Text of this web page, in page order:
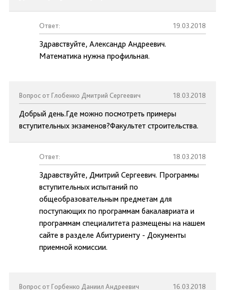
Ответ: 19.03.2018
Здравствуйте, Александр Андреевич.
Математика нужна профильная.
Вопрос от Глобенко Дмитрий Сергеевич 18.03.2018
Добрый день.Где можно посмотреть примеры
вступительных экзаменов?Факультет строительства.
Ответ: 18.03.2018
Здравствуйте, Дмитрий Сергеевич. Программы
вступительных испытаний по
общеобразовательным предметам для
поступающих по программам бакалавриата и
программам специалитета размещены на нашем
сайте в разделе Абитуриенту - Документы
приемной комиссии.
Вопрос от Горбенко Даниил Андреевич 16.03.2018